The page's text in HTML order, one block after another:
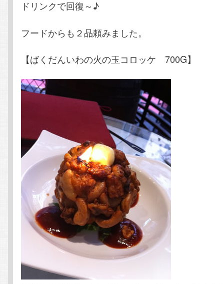
ドリンクで回復～♪
フードからも２品頼みました。
【ばくだんいわの火の玉コロッケ 700G】